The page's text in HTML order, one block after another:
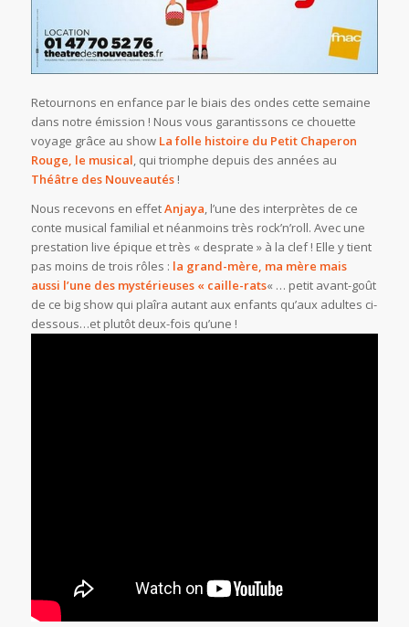
Retournons en enfance par le biais des ondes cette semaine
dans notre émission ! Nous vous garantissons ce chouette
voyage grâce au show La folle histoire du Petit Chaperon
Rouge, le musical, qui triomphe depuis des années au
Théâtre des Nouveautés!
Nous recevons en effetAnjaya, l’une des interprètes de ce
conte musical familial et néanmoins très rock’n’roll. Avec une
prestation live épique et très « desprate » à la clef ! Elle y tient
pas moins de trois rôles : la grand-mère, ma mère mais
aussi l’une des mystérieuses « caille-rats« … petit avant-goût
de ce big show qui plaîra autant aux enfants qu’aux adultes ci-
dessous…et plutôt deux-fois qu’une !